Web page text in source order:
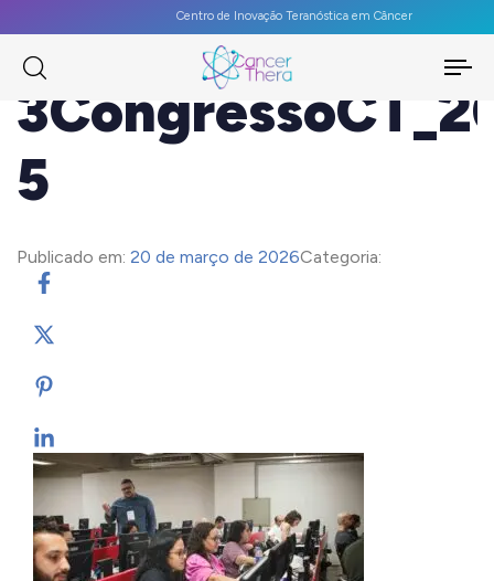
Centro de Inovação Teranóstica em Câncer
5
Publicado em: 20 de março de 2026Categoria: